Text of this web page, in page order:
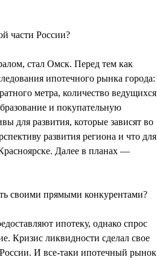
части России?
стал Омск. Перед тем как
ипотечного рынка города:
метра, количество ведущихся
и покупательную
для развития, которые зависят во
развития региона и что для
Далее в планах —
своими прямыми конкурентами?
ипотеку, однако спрос
Кризис ликвидности сделал свое
России. И все-таки ипотечный рынок